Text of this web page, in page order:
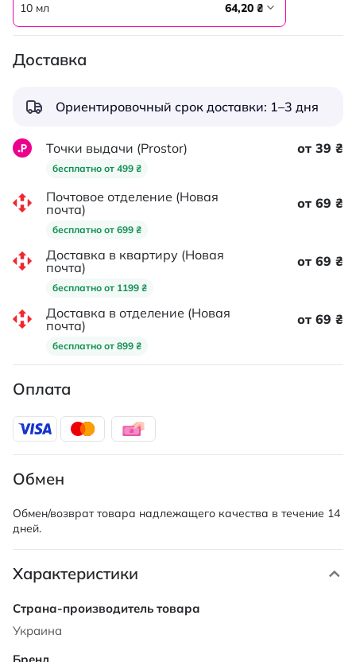
10 мл 64,20 ₴
Доставка
Ориентировочный срок доставки: 1–3 дня
Точки выдачи (Prostor)
бесплатно от 499 ₴
от 39 ₴
Почтовое отделение (Новая
почта)
бесплатно от 699 ₴
от 69 ₴
Доставка в квартиру (Новая
почта)
бесплатно от 1199 ₴
от 69 ₴
Доставка в отделение (Новая
почта)
бесплатно от 899 ₴
от 69 ₴
Оплата
Обмен
Обмен/возврат товара надлежащего качества в течение 14
дней.
Характеристики
Характеристики
Украина